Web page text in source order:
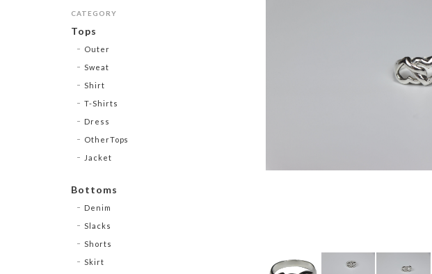
CATEGORY
Tops
Outer
Sweat
Shirt
T-Shirts
Dress
OtherTops
Jacket
Bottoms
Denim
Slacks
Shorts
Skirt